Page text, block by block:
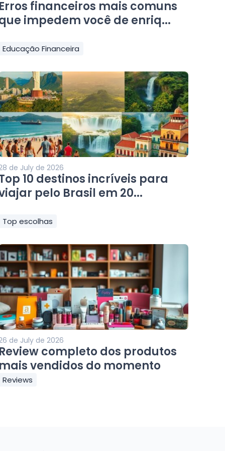
financeiros mais comuns
impedem você de enriq...
Educação Financeira
de July de 2026
10 destinos incríveis para
pelo Brasil em 20...
Top escolhas
de July de 2026
completo dos produtos
vendidos do momento
Reviews